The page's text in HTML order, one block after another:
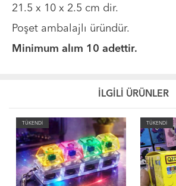
21.5 x 10 x 2.5 cm dir.
Poşet ambalajlı üründür.
Minimum alım 10 adettir.
İLGİLİ ÜRÜNLER
TÜKENDİ TÜKENDİ